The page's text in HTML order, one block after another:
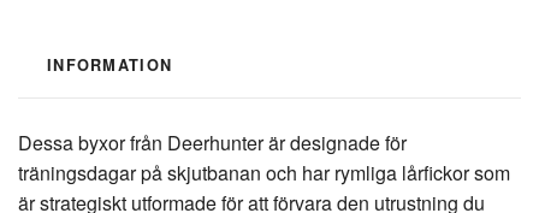
INFORMATION
Dessa byxor från Deerhunter är designade för
träningsdagar på skjutbanan och har rymliga lårfickor som
är strategiskt utformade för att förvara den utrustning du